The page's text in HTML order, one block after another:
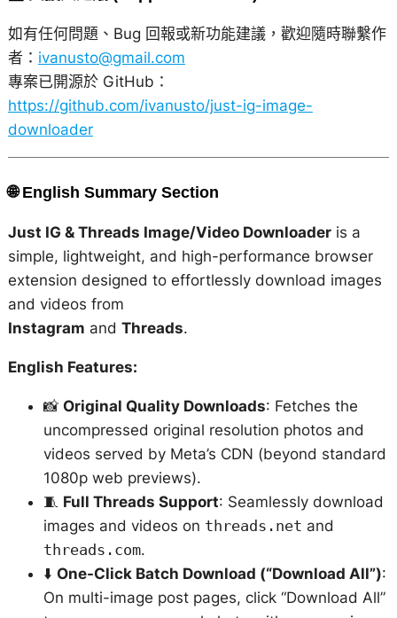
如有任何問題、Bug 回報或新功能建議，歡迎隨時聯繫作
者： ivanusto@gmail.com
專案已開源於 GitHub：
https://github.com/ivanusto/just-ig-image-
downloader
🌐 English Summary Section
Just IG & Threads Image/Video Downloaderis a
simple, lightweight, and high-performance browser
extension designed to effortlessly download images
and videos from
Instagram and Threads.
English Features:
📸 Original Quality Downloads: Fetches the
uncompressed original resolution photos and
videos served by Meta’s CDN (beyond standard
1080p web previews).
🧵 Full Threads Support: Seamlessly download
images and videos on threads.net and
threads.com.
⬇️ One-Click Batch Download (“Download All”):
On multi-image post pages, click “Download All”